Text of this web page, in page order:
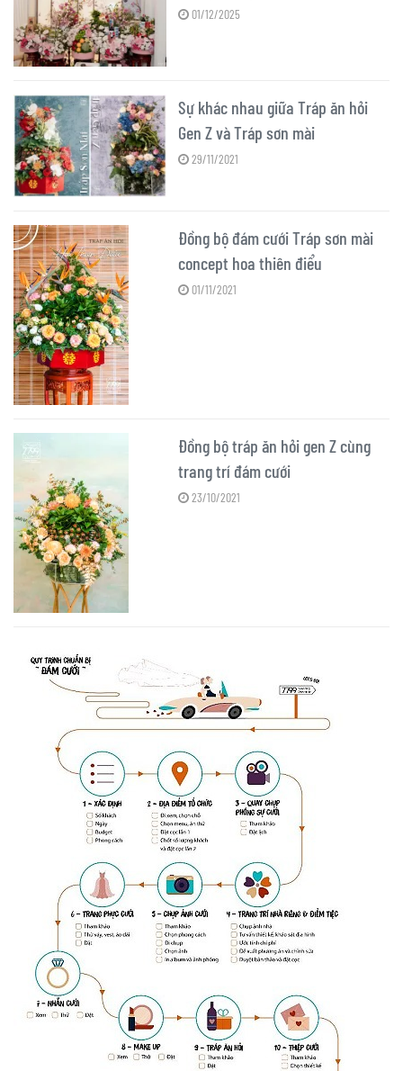
01/12/2025
Sự khác nhau giữa Tráp ăn hỏi
Gen Z và Tráp sơn mài
29/11/2021
Đồng bộ đám cưới Tráp sơn mài
concept hoa thiên điểu
01/11/2021
Đồng bộ tráp ăn hỏi gen Z cùng
trang trí đám cưới
23/10/2021